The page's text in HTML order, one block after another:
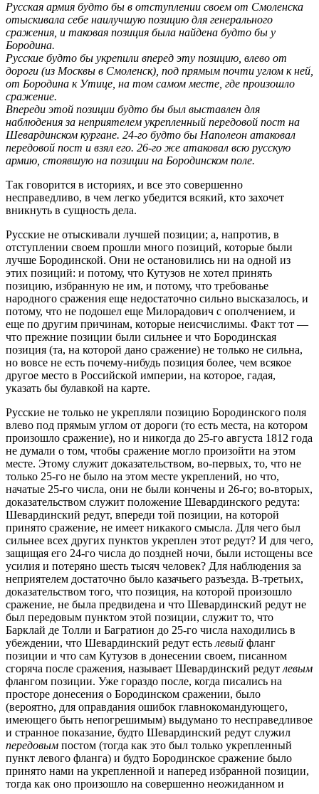
Русская армия будто бы в отступлении своем от Смоленска
отыскивала себе наилучшую позицию для генерального
сражения, и таковая позиция была найдена будто бы у
Бородина.
Русские будто бы укрепили вперед эту позицию, влево от
дороги (из Москвы в Смоленск), под прямым почти углом к ней,
от Бородина к Утице, на том самом месте, где произошло
сражение.
Впереди этой позиции будто бы был выставлен для
наблюдения за неприятелем укрепленный передовой пост на
Шевардинском кургане. 24-го будто бы Наполеон атаковал
передовой пост и взял его. 26-го же атаковал всю русскую
армию, стоявшую на позиции на Бородинском поле.
Так говорится в историях, и все это совершенно
несправедливо, в чем легко убедится всякий, кто захочет
вникнуть в сущность дела.
Русские не отыскивали лучшей позиции; а, напротив, в
отступлении своем прошли много позиций, которые были
лучше Бородинской. Они не остановились ни на одной из
этих позиций: и потому, что Кутузов не хотел принять
позицию, избранную не им, и потому, что требованье
народного сражения еще недостаточно сильно высказалось, и
потому, что не подошел еще Милорадович с ополчением, и
еще по другим причинам, которые неисчислимы. Факт тот —
что прежние позиции были сильнее и что Бородинская
позиция (та, на которой дано сражение) не только не сильна,
но вовсе не есть почему-нибудь позиция более, чем всякое
другое место в Российской империи, на которое, гадая,
указать бы булавкой на карте.
Русские не только не укрепляли позицию Бородинского поля
влево под прямым углом от дороги (то есть места, на котором
произошло сражение), но и никогда до 25-го августа 1812 года
не думали о том, чтобы сражение могло произойти на этом
месте. Этому служит доказательством, во-первых, то, что не
только 25-го не было на этом месте укреплений, но что,
начатые 25-го числа, они не были кончены и 26-го; во-вторых,
доказательством служит положение Шевардинского редута:
Шевардинский редут, впереди той позиции, на которой
принято сражение, не имеет никакого смысла. Для чего был
сильнее всех других пунктов укреплен этот редут? И для чего,
защищая его 24-го числа до поздней ночи, были истощены все
усилия и потеряно шесть тысяч человек? Для наблюдения за
неприятелем достаточно было казачьего разъезда. В-третьих,
доказательством того, что позиция, на которой произошло
сражение, не была предвидена и что Шевардинский редут не
был передовым пунктом этой позиции, служит то, что
Барклай де Толли и Багратион до 25-го числа находились в
убеждении, что Шевардинский редут есть левый фланг
позиции и что сам Кутузов в донесении своем, писанном
сгоряча после сражения, называет Шевардинский редут левым
флангом позиции. Уже гораздо после, когда писались на
просторе донесения о Бородинском сражении, было
(вероятно, для оправдания ошибок главнокомандующего,
имеющего быть непогрешимым) выдумано то несправедливое
и странное показание, будто Шевардинский редут служил
передовым постом (тогда как это был только укрепленный
пункт левого фланга) и будто Бородинское сражение было
принято нами на укрепленной и наперед избранной позиции,
тогда как оно произошло на совершенно неожиданном и